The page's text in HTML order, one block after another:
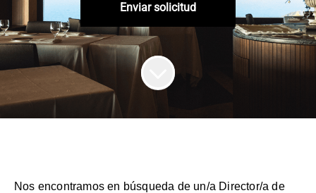
Enviar solicitud
Nos encontramos en búsqueda de un/a Director/a de